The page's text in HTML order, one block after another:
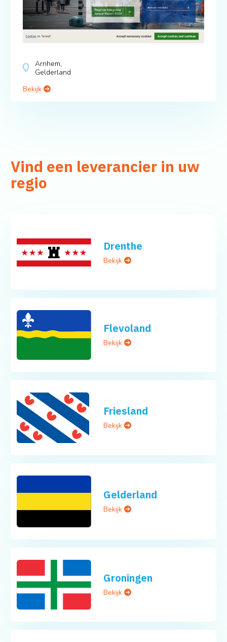
Arnhem,
Gelderland
Bekijk
Vind een leverancier in uw
regio
Drenthe
Bekijk
Flevoland
Bekijk
Friesland
Bekijk
Gelderland
Bekijk
Groningen
Bekijk